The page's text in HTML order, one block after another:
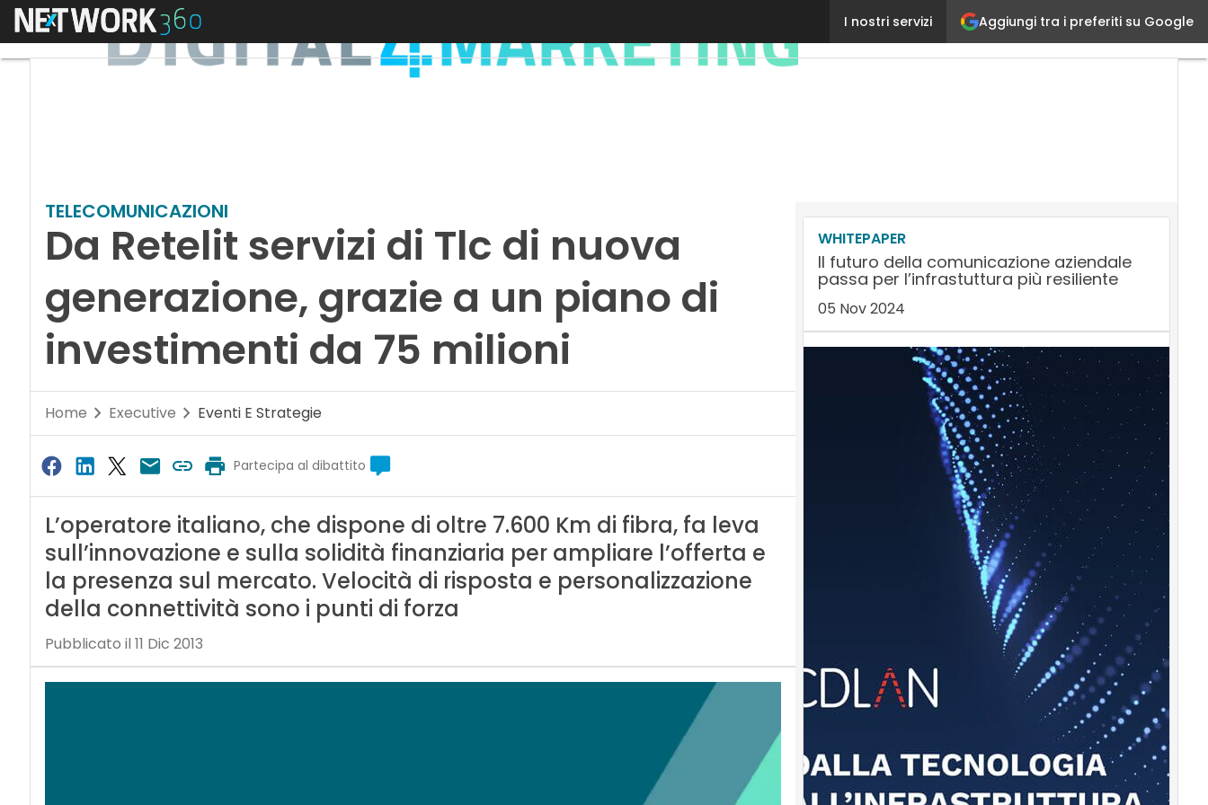
Aggiungi tra i preferiti su Google
I nostri servizi
Menu Da Retelit servizi di Tlc di nuova generazione,
TELECOMUNICAZIONI
Da Retelit servizi di Tlc di nuova
generazione, grazie a un piano di
investimenti da 75 milioni
Home Executive Eventi E Strategie
Partecipa al dibattito
L’operatore italiano, che dispone di oltre 7.600 Km di fibra, fa leva
sull’innovazione e sulla solidità finanziaria per ampliare l’offerta e
la presenza sul mercato. Velocità di risposta e personalizzazione
della connettività sono i punti di forza
Pubblicato il 11 Dic 2013
WHITEPAPER
Il futuro della comunicazione aziendale
passa per l’infrastuttura più resiliente
05 Nov 2024